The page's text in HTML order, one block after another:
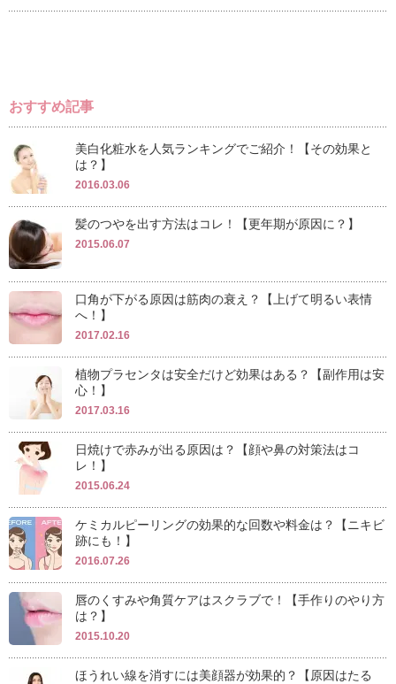
おすすめ記事
美白化粧水を人気ランキングでご紹介！【その効果と
は？】
2016.03.06
髪のつやを出す方法はコレ！【更年期が原因に？】
2015.06.07
口角が下がる原因は筋肉の衰え？【上げて明るい表情
へ！】
2017.02.16
植物プラセンタは安全だけど効果はある？【副作用は安
心！】
2017.03.16
日焼けで赤みが出る原因は？【顔や鼻の対策法はコ
レ！】
2015.06.24
ケミカルピーリングの効果的な回数や料金は？【ニキビ
跡にも！】
2016.07.26
唇のくすみや角質ケアはスクラブで！【手作りのやり方
は？】
2015.10.20
ほうれい線を消すには美顔器が効果的？【原因はたる